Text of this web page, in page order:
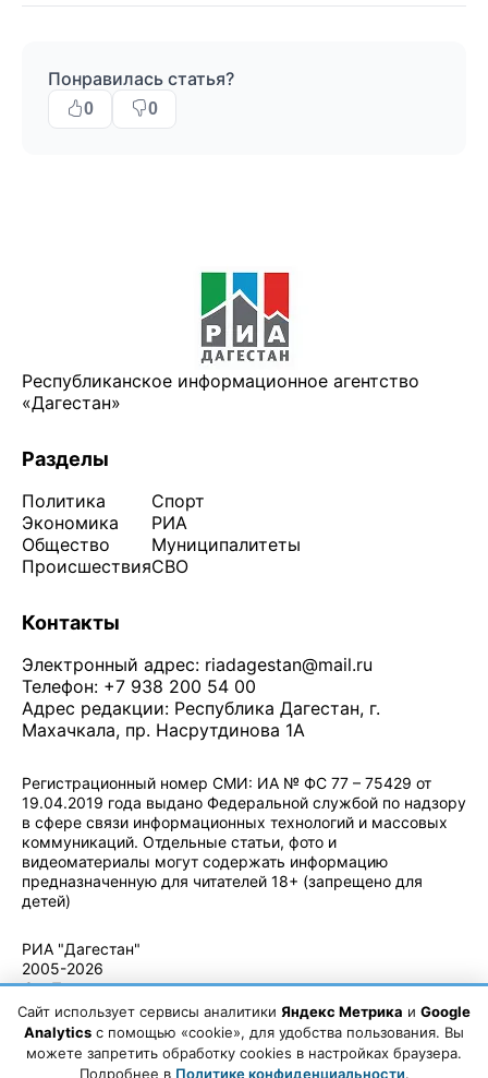
Понравилась статья?
0 0
Республиканское информационное агентство
«Дагестан»
Разделы
Политика
Экономика
Общество
Происшествия
Спорт
РИА
Муниципалитеты
СВО
Контакты
Электронный адрес: riadagestan@mail.ru
Телефон: +7 938 200 54 00
Адрес редакции: Республика Дагестан, г.
Махачкала, пр. Насрутдинова 1А
Регистрационный номер СМИ: ИА № ФС 77 – 75429 от
19.04.2019 года выдано Федеральной службой по надзору
в сфере связи информационных технологий и массовых
коммуникаций. Отдельные статьи, фото и
видеоматериалы могут содержать информацию
предназначенную для читателей 18+ (запрещено для
детей)
РИА "Дагестан"
2005-2026
© - Правила
использования
материалов.
Авторские
Сайт использует сервисы аналитики Яндекс Метрика и Google
Analytics с помощью «cookie», для удобства пользования. Вы
можете запретить обработку cookies в настройках браузера.
Подробнее в Политике конфиденциальности.